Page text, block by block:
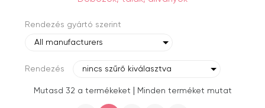
Rendezés gyártó szerint
All manufacturers
Rendezés nincs szűrő kiválasztva
Mutasd 32 a termékeket Minden terméket mutat